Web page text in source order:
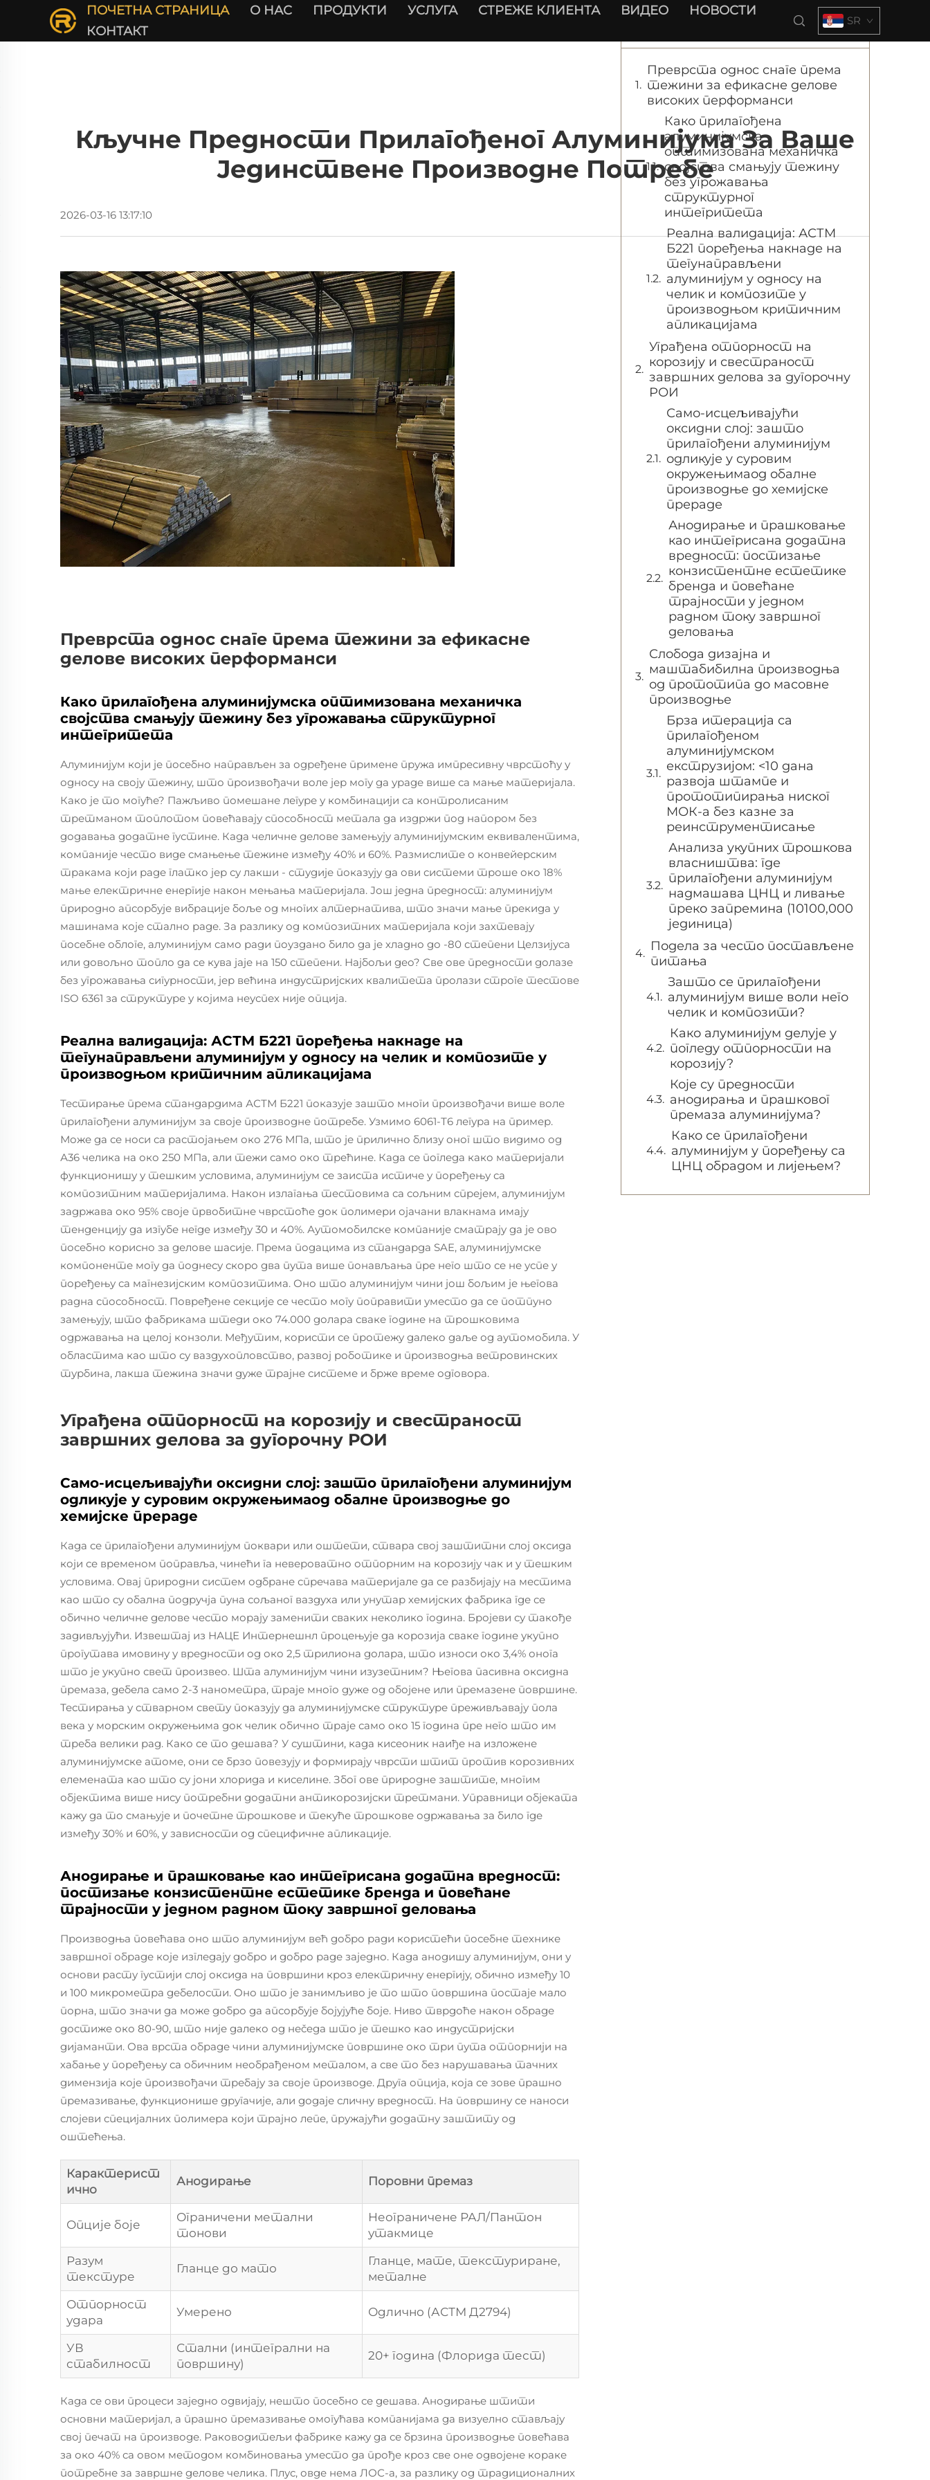
ПОЧЕТНА СТРАНИЦА О НАС ПРОДУКТИ УСЛУГА СТРЕЖЕ КЛИЕНТА ВИДЕО
НОВОСТИ
КОНТАКТ
SR
Кључне Предности Прилагођеног Алуминијума За Ваше
Јединствене Производне Потребе
2026-03-16 13:17:10
Преврста однос снаге према тежини за ефикасне
делове високих перформанси
Како прилагођена алуминијумска оптимизована механичка
својства смањују тежину без угрожавања структурног
интегритета
Алуминијум који је посебно направљен за одређене примене пружа импресивну чврстоћу у
односу на своју тежину, што произвођачи воле јер могу да ураде више са мање материјала.
Како је то могуће? Пажљиво помешане легуре у комбинацији са контролисаним
третманом топлотом повећавају способност метала да издржи под напором без
додавања додатне густине. Када челичне делове замењују алуминијумским еквивалентима,
компаније често виде смањење тежине између 40% и 60%. Размислите о конвейерским
тракама који раде глатко јер су лакши - студије показују да ови системи троше око 18%
мање електричне енергије након мењања материјала. Још једна предност: алуминијум
природно апсорбује вибрације боље од многих алтернатива, што значи мање прекида у
машинама које стално раде. За разлику од композитних материјала који захтевају
посебне облоге, алуминијум само ради поуздано било да је хладно до -80 степени Целзијуса
или довољно топло да се кува јаје на 150 степени. Најбољи део? Све ове предности долазе
без угрожавања сигурности, јер већина индустријских квалитета пролази строге тестове
ISO 6361 за структуре у којима неуспех није опција.
Реална валидација: АСТМ Б221 поређења накнаде на
тегунаправљени алуминијум у односу на челик и композите у
производњом критичним апликацијама
Тестирање према стандардима АСТМ Б221 показује зашто многи произвођачи више воле
прилагођени алуминијум за своје производне потребе. Узмимо 6061-Т6 легура на пример.
Може да се носи са растојањем око 276 МПа, што је прилично близу оног што видимо од
А36 челика на око 250 МПа, али тежи само око трећине. Када се погледа како материјали
функционишу у тешким условима, алуминијум се заиста истиче у поређењу са
композитним материјалима. Након излагања тестовима са сољним спрејем, алуминијум
задржава око 95% своје првобитне чврстоће док полимери ојачани влакнама имају
тенденцију да изгубе негде између 30 и 40%. Аутомобилске компаније сматрају да је ово
посебно корисно за делове шасије. Према подацима из стандарда SAE, алуминијумске
компоненте могу да поднесу скоро два пута више понављања пре него што се не успе у
поређењу са магнезијским композитима. Оно што алуминијум чини још бољим је његова
радна способност. Повређене секције се често могу поправити уместо да се потпуно
замењују, што фабрикама штеди око 74.000 долара сваке године на трошковима
одржавања на целој конзоли. Међутим, користи се протежу далеко даље од аутомобила. У
областима као што су ваздухопловство, развој роботике и производња ветровинских
турбина, лакша тежина значи дуже трајне системе и брже време одговора.
Уграђена отпорност на корозију и свестраност
завршних делова за дугорочну РОИ
Само-исцељивајући оксидни слој: зашто прилагођени алуминијум
одликује у суровим окружењимаод обалне производње до
хемијске прераде
Када се прилагођени алуминијум поквари или оштети, ствара свој заштитни слој оксида
који се временом поправља, чинећи га невероватно отпорним на корозију чак и у тешким
условима. Овај природни систем одбране спречава материјале да се разбијају на местима
као што су обална подручја пуна сољаног ваздуха или унутар хемијских фабрика где се
обично челичне делове често морају заменити сваких неколико година. Бројеви су такође
задивљујући. Извештај из НАЦЕ Интернешнл процењује да корозија сваке године укупно
прогутава имовину у вредности од око 2,5 трилиона долара, што износи око 3,4% онога
што је укупно свет произвео. Шта алуминијум чини изузетним? Његова пасивна оксидна
премаза, дебела само 2-3 нанометра, траје много дуже од обојене или премазене површине.
Тестирања у стварном свету показују да алуминијумске структуре преживљавају пола
века у морским окружењима док челик обично траје само око 15 година пре него што им
треба велики рад. Како се то дешава? У суштини, када кисеоник наиђе на изложене
алуминијумске атоме, они се брзо повезују и формирају чврсти штит против корозивних
елемената као што су јони хлорида и киселине. Због ове природне заштите, многим
објектима више нису потребни додатни антикорозијски третмани. Управници објеката
кажу да то смањује и почетне трошкове и текуће трошкове одржавања за било где
између 30% и 60%, у зависности од специфичне апликације.
Анодирање и прашковање као интегрисана додатна вредност:
постизање конзистентне естетике бренда и повећане
трајности у једном радном току завршног деловања
Производња повећава оно што алуминијум већ добро ради користећи посебне технике
завршног обраде које изгледају добро и добро раде заједно. Када анодишу алуминијум, они у
основи расту густији слој оксида на површини кроз електричну енергију, обично између 10
и 100 микрометра дебелости. Оно што је занимљиво је то што површина постаје мало
порна, што значи да може добро да апсорбује бојујуће боје. Ниво тврдоће након обраде
достиже око 80-90, што није далеко од неčega што је тешко као индустријски
дијаманти. Ова врста обраде чини алуминијумске површине око три пута отпорнији на
хабање у поређењу са обичним необрађеном металом, а све то без нарушавања тачних
димензија које произвођачи требају за своје производе. Друга опција, која се зове прашно
премазивање, функционише другачије, али додаје сличну вредност. На површину се наноси
слојеви специјалних полимера који трајно лепе, пружајући додатну заштиту од
оштећења.
Карактерист
ично
Анодирање Поровни премаз
Опције боје
Ограничени метални
тонови
Неограничене РАЛ/Пантон
утакмице
Разум
текстуре
Гланце до мато
Гланце, мате, текстуриране,
металне
Отпорност
удара
Умерено Одлично (АСТМ Д2794)
УВ
стабилност
Стални (интегрални на
површину)
20+ година (Флорида тест)
Када се ови процеси заједно одвијају, нешто посебно се дешава. Анодирање штити
основни материјал, а прашно премазивање омогућава компанијама да визуелно стављају
свој печат на производе. Раководитељи фабрике кажу да се брзина производње повећава
за око 40% са овом методом комбиновања уместо да прође кроз све оне одвојене кораке
потребне за завршне делове челика. Плус, овде нема ЛОС-а, за разлику од традиционалних
Преврста однос снаге према
тежини за ефикасне делове
високих перформанси
Како прилагођена
алуминијумска
оптимизована механичка
својства смањују тежину
без угрожавања
структурног
интегритета
Реална валидација: АСТМ
Б221 поређења накнаде на
тегунаправљени
алуминијум у односу на
челик и композите у
производњом критичним
апликацијама
Уграђена отпорност на
корозију и свестраност
завршних делова за дугорочну
РОИ
Само-исцељивајући
оксидни слој: зашто
прилагођени алуминијум
одликује у суровим
окружењимаод обалне
производње до хемијске
прераде
Анодирање и прашковање
као интегрисана додатна
вредност: постизање
конзистентне естетике
бренда и повећане
трајности у једном
радном току завршног
деловања
Слобода дизајна и
маштабибилна производња
од прототипа до масовне
производње
Брза итерација са
прилагођеном
алуминијумском
екструзијом: <10 дана
развоја штампе и
прототипирања ниског
МОК-а без казне за
реинструментисање
Анализа укупних трошкова
власништва: где
прилагођени алуминијум
надмашава ЦНЦ и ливање
преко запремина (10100,000
јединица)
Подела за често постављене
питања
Зашто се прилагођени
алуминијум више воли него
челик и композити?
Како алуминијум делује у
погледу отпорности на
корозију?
Које су предности
анодирања и прашковог
премаза алуминијума?
Како се прилагођени
алуминијум у поређењу са
ЦНЦ обрадом и лијењем?